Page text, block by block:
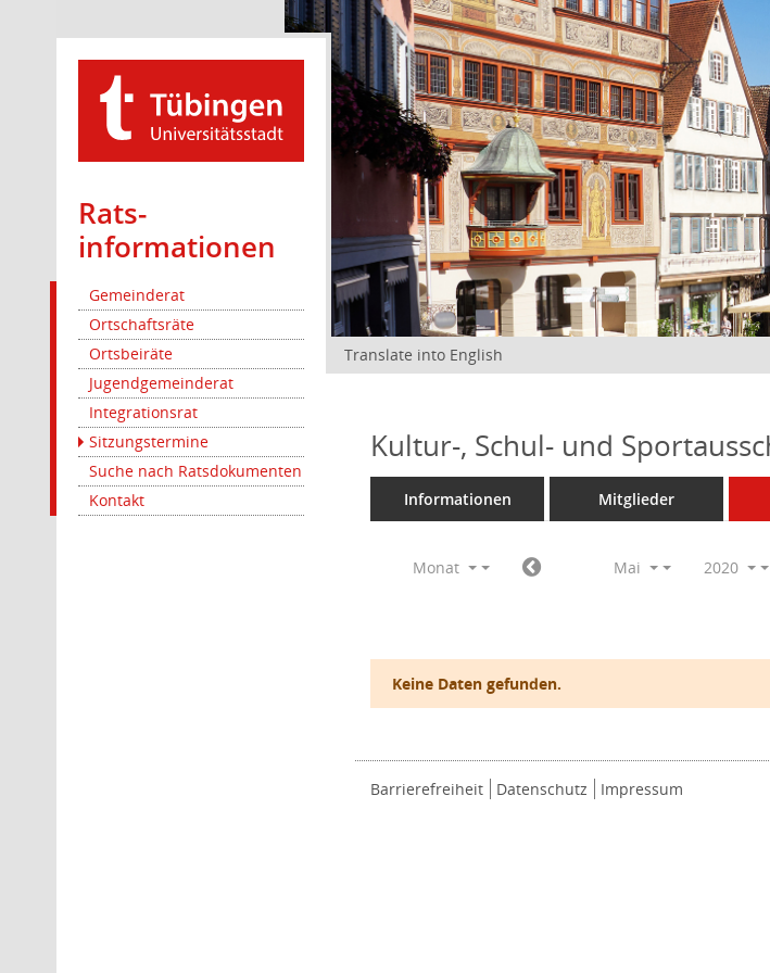
Rats­
informationen
Gemeinderat
Ortschaftsräte
Ortsbeiräte
Jugendgemeinderat
Integrationsrat
Sitzungstermine
Suche nach Ratsdokumenten
Kontakt
Translate into English
Kultur-, Schul- und
Informationen Mitglieder
Monat Mai 2020
Keine Daten gefunden.
Barrierefreiheit Datenschutz Impressum